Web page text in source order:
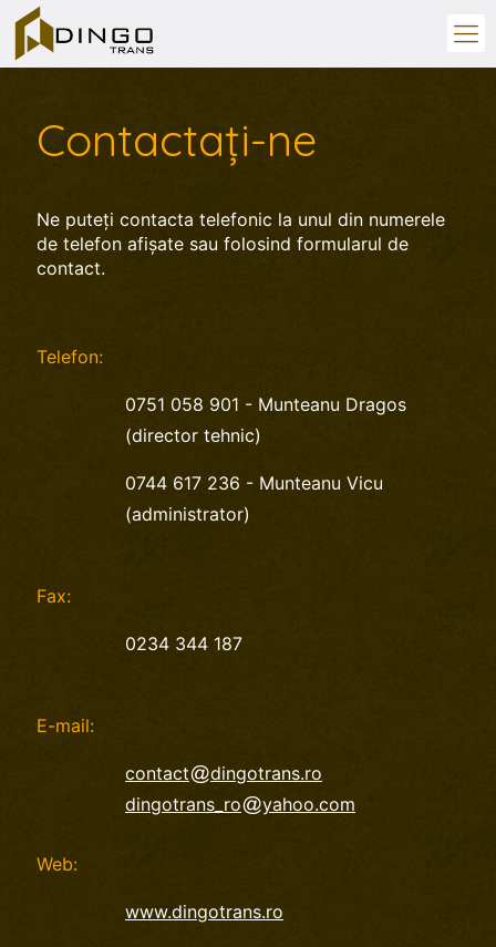
Contactaţi-ne
Ne puteţi contacta telefonic la unul din numerele
de telefon afişate sau folosind formularul de
contact.
Telefon:
0751 058 901 - Munteanu Dragos
(director tehnic)
0744 617 236 - Munteanu Vicu
(administrator)
Fax:
0234 344 187
E-mail:
contact
dingotrans.ro
dingotrans_ro
yahoo.com
Web:
www.dingotrans.ro